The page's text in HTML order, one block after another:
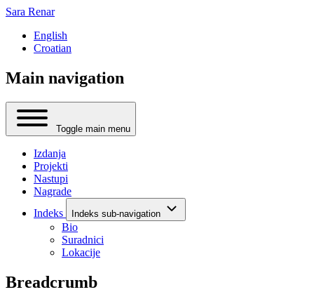
Sara Renar
English
Croatian
Main navigation
Toggle main menu
Izdanja
Projekti
Nastupi
Nagrade
Indeks
Indeks sub-navigation
Bio
Suradnici
Lokacije
Breadcrumb